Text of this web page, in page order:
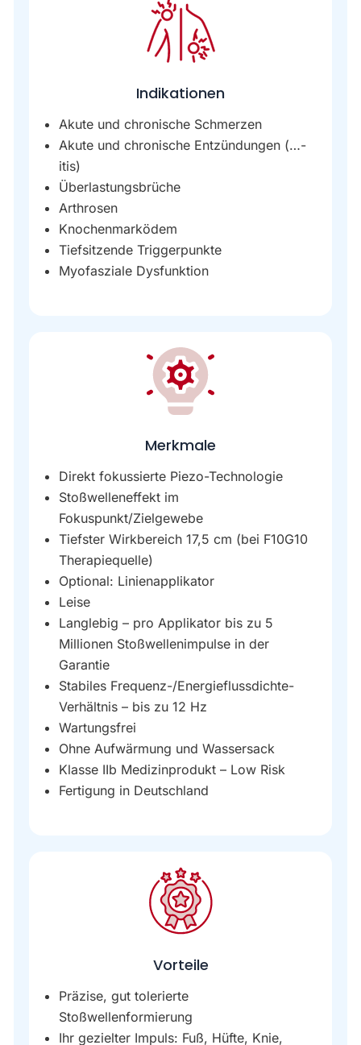
Indikationen
Akute und chronische Schmerzen
Akute und chronische Entzündungen (…-
itis)
Überlastungsbrüche
Arthrosen
Knochenmarködem
Tiefsitzende Triggerpunkte
Myofasziale Dysfunktion
Merkmale
Direkt fokussierte Piezo-Technologie
Stoßwelleneffekt im
Fokuspunkt/Zielgewebe
Tiefster Wirkbereich 17,5 cm (bei F10G10
Therapiequelle)
Optional: Linienapplikator
Leise
Langlebig – pro Applikator bis zu 5
Millionen Stoßwellenimpulse in der
Garantie
Stabiles Frequenz-/Energieflussdichte-
Verhältnis – bis zu 12 Hz
Wartungsfrei
Ohne Aufwärmung und Wassersack
Klasse IIb Medizinprodukt – Low Risk
Fertigung in Deutschland
Vorteile
Präzise, gut tolerierte
Stoßwellenformierung
Ihr gezielter Impuls: Fuß, Hüfte, Knie,